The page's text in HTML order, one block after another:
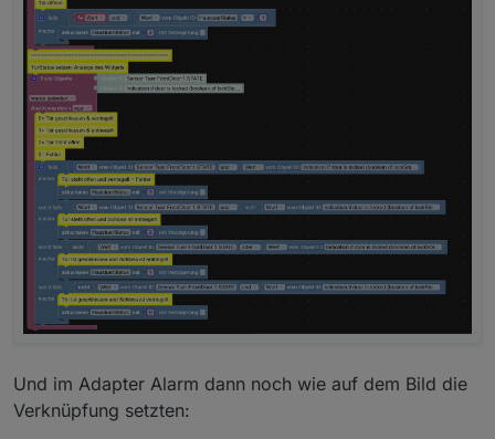
Und im Adapter Alarm dann noch wie auf dem Bild die
Verknüpfung setzten: